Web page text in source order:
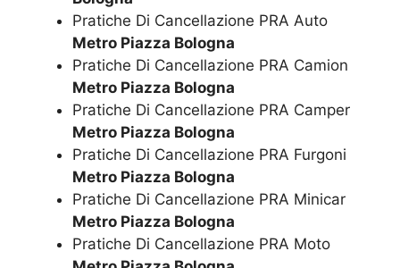
Pratiche Di Cancellazione PRA Auto
Metro Piazza Bologna
Pratiche Di Cancellazione PRA Camion
Metro Piazza Bologna
Pratiche Di Cancellazione PRA Camper
Metro Piazza Bologna
Pratiche Di Cancellazione PRA Furgoni
Metro Piazza Bologna
Pratiche Di Cancellazione PRA Minicar
Metro Piazza Bologna
Pratiche Di Cancellazione PRA Moto